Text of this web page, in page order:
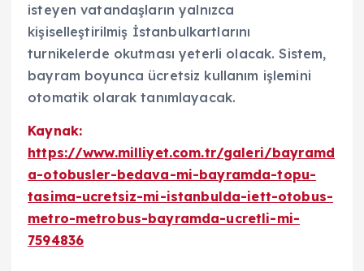
isteyen vatandaşların yalnızca
kişiselleştirilmiş İstanbulkartlarını
turnikelerde okutması yeterli olacak. Sistem,
bayram boyunca ücretsiz kullanım işlemini
otomatik olarak tanımlayacak.
Kaynak:
https://www.milliyet.com.tr/galeri/bayramd
a-otobusler-bedava-mi-bayramda-topu-
tasima-ucretsiz-mi-istanbulda-iett-otobus-
metro-metrobus-bayramda-ucretli-mi-
7594836